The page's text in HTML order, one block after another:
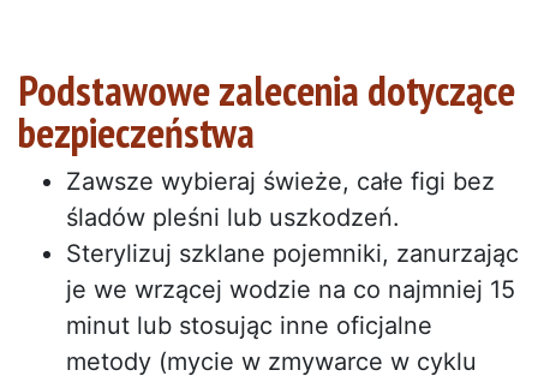
Podstawowe zalecenia dotyczące
bezpieczeństwa
Zawsze wybieraj świeże, całe figi bez
śladów pleśni lub uszkodzeń.
Sterylizuj szklane pojemniki, zanurzając
je we wrzącej wodzie na co najmniej 15
minut lub stosując inne oficjalne
metody (mycie w zmywarce w cyklu